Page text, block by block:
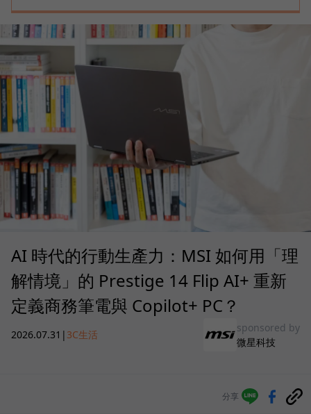
AI 時代的行動生產力：MSI 如何用「理
解情境」的 Prestige 14 Flip AI+ 重新
定義商務筆電與 Copilot+ PC？
2026.07.31 | 3C生活
sponsored by
微星科技
分享